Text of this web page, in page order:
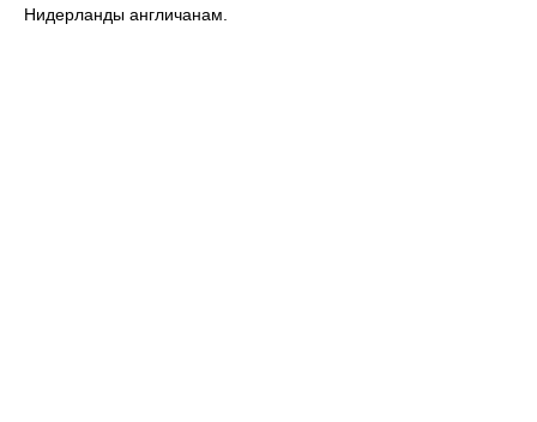
Нидерланды англичанам.